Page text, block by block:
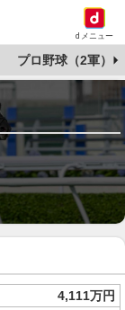
dメニュー
プロ野球（2軍）
4,111万円